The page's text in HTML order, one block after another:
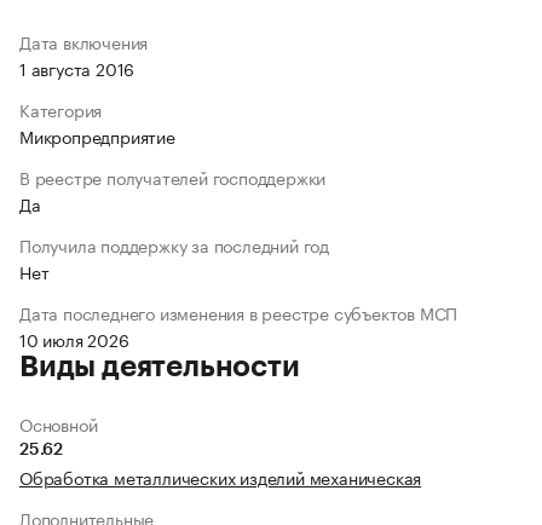
Дата включения
1 августа 2016
Категория
Микропредприятие
В реестре получателей господдержки
Да
Получила поддержку за последний год
Нет
Дата последнего изменения в реестре субъектов МСП
10 июля 2026
Виды деятельности
Основной
25.62
Обработка металлических изделий механическая
Дополнительные